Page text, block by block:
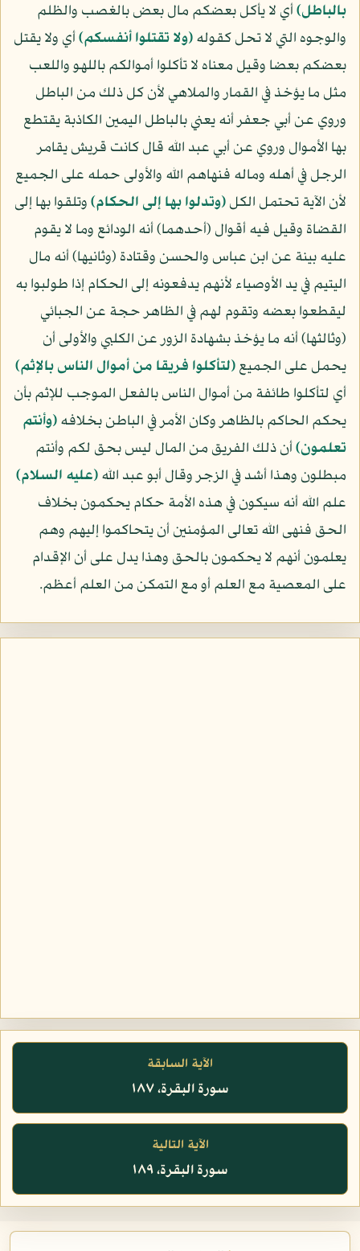
بالباطل﴾أي لا يأكل بعضكم مال بعض بالغصب والظلم
والوجوه التي لا تحل كقوله﴿ولا تقتلوا أنفسكم﴾أي ولا يقتل
بعضكم بعضا وقيل معناه لا تأكلوا أموالكم باللهو واللعب
مثل ما يؤخذ في القمار والملاهي لأن كل ذلك من الباطل
وروي عن أبي جعفر أنه يعني بالباطل اليمين الكاذبة يقتطع
بها الأموال وروي عن أبي عبد الله قال كانت قريش يقامر
الرجل في أهله وماله فنهاهم الله والأولى حمله على الجميع
لأن الآية تحتمل الكل﴿وتدلوا بها إلى الحكام﴾وتلقوا بها إلى
القضاة وقيل فيه أقوال (أحدهما) أنه الودائع وما لا يقوم
عليه بينة عن ابن عباس والحسن وقتادة (وثانيها) أنه مال
اليتيم في يد الأوصياء لأنهم يدفعونه إلى الحكام إذا طولبوا به
ليقطعوا بعضه وتقوم لهم في الظاهر حجة عن الجبائي
(وثالثها) أنه ما يؤخذ بشهادة الزور عن الكلبي والأولى أن
يحمل على الجميع﴿لتأكلوا فريقا من أموال الناس بالإثم﴾
أي لتأكلوا طائفة من أموال الناس بالفعل الموجب للإثم بأن
يحكم الحاكم بالظاهر وكان الأمر في الباطن بخلافه﴿وأنتم
تعلمون﴾أن ذلك الفريق من المال ليس بحق لكم وأنتم
مبطلون وهذا أشد في الزجر وقال أبو عبد الله(عليه السلام)
علم الله أنه سيكون في هذه الأمة حكام يحكمون بخلاف
الحق فنهى الله تعالى المؤمنين أن يتحاكموا إليهم وهم
يعلمون أنهم لا يحكمون بالحق وهذا يدل على أن الإقدام
على المعصية مع العلم أو مع التمكن من العلم أعظم.
الآية السابقة
سورة البقرة، ١٨٧
الآية التالية
سورة البقرة، ١٨٩